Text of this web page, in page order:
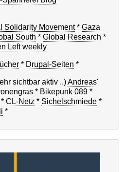
Solidarity Movement* Gaza
South * Global Research *
Left weekly
* Drupal-Seiten *
sichtbar aktiv ..)Andreas'
* Bikepunk 089 *
* CL-Netz * Sichelschmiede *
*